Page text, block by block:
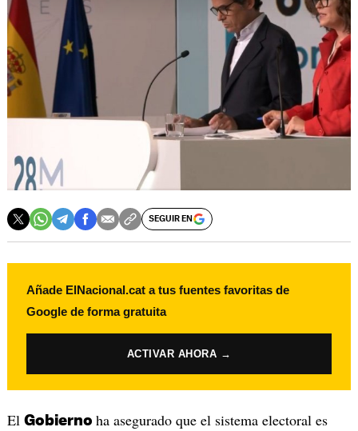
SEGUIR EN
Añade ElNacional.cat a tus fuentes favoritas de
Google de forma gratuita
ACTIVAR AHORA →
El Gobierno ha asegurado que el sistema electoral es